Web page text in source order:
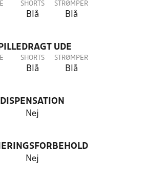
SHORTS
Blå
STRØMPER
Blå
UDE
SHORTS
Blå
STRØMPER
Blå
DISPENSATION
Nej
Nej